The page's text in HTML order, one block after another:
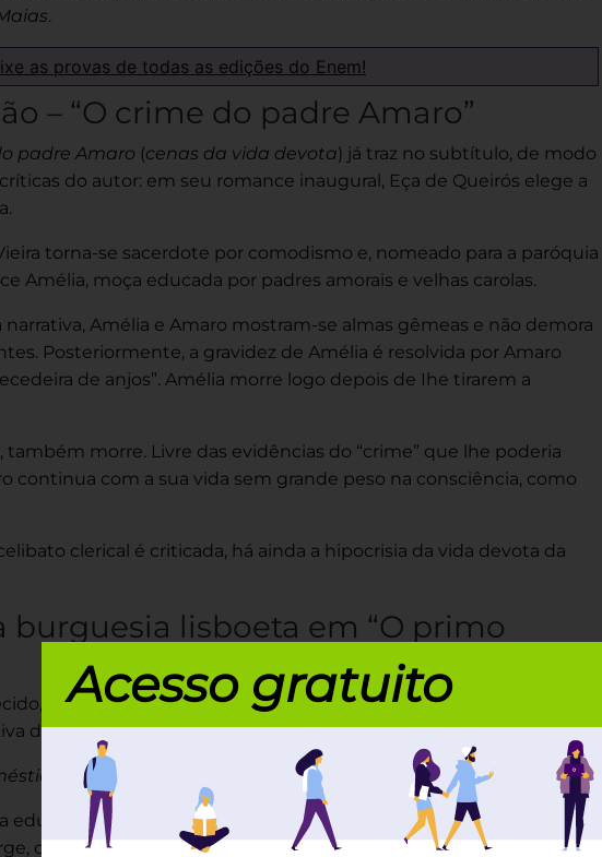
.
as provas de todas as edições do Enem!
– “O crime do padre Amaro”
padre Amaro (cenas da vida devota) já traz no subtítulo, de modo
do autor: em seu romance inaugural, Eça de Queirós elege a
torna-se sacerdote por comodismo e, nomeado para a paróquia
Amélia, moça educada por padres amorais e velhas carolas.
narrativa, Amélia e Amaro mostram-se almas gêmeas e não demora
Posteriormente, a gravidez de Amélia é resolvida por Amaro
de anjos”. Amélia morre logo depois de Ihe tirarem a
também morre. Livre das evidências do “crime” que lhe poderia
continua com a sua vida sem grande peso na consciência, como
clerical é criticada, há ainda a hipocrisia da vida devota da
burguesia lisboeta em “O primo
Eça de Queirós espalha sua acidez crítica para o casamento
da hipocrisia burguesa.
) foi originalmente publicado em 1878.
educada de acordo com os princípios românticos que, estando
deixa-se seduzir pelo primo, Basílio de Brito, que volta a Portugal
Acesso gratuito